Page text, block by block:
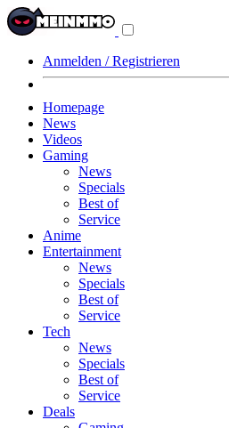
Anmelden / Registrieren
Homepage
News
Videos
Gaming
News
Specials
Best of
Service
Anime
Entertainment
News
Specials
Best of
Service
Tech
News
Specials
Best of
Service
Deals